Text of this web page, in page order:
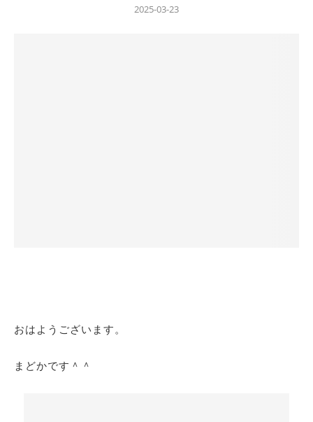
2025-03-23
おはようございます。
まどかです＾＾